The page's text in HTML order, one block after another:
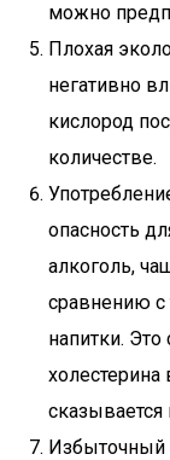
можно
Плохая
негативно
кислород
количестве.
опасность
алкоголь,
сравнению с
напитки.
сказывается
Избыточный